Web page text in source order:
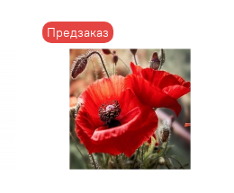
Предзаказ